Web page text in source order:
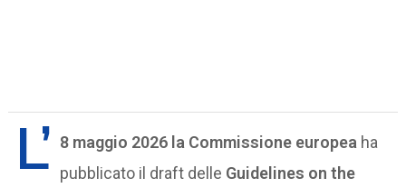
L’ 8 maggio 2026 la Commissione europea ha
pubblicato il draft delle Guidelines on the